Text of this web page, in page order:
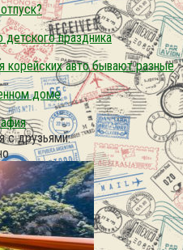
детского праздника
корейских авто бывают разные
доме
с друзьями: